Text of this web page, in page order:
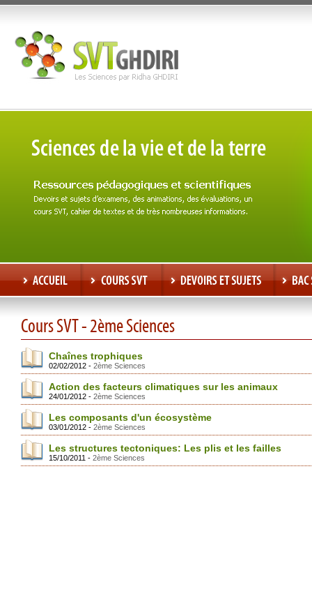
Cours SVT - 2ème Sciences
Chaînes trophiques
02/02/2012 - 2ème Sciences
Action des facteurs climatiques sur les animaux
24/01/2012 - 2ème Sciences
Les composants d'un écosystème
03/01/2012 - 2ème Sciences
Les structures tectoniques: Les plis et les failles
15/10/2011 - 2ème Sciences